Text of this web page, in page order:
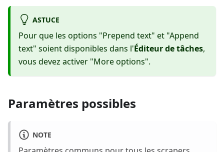
ASTUCE
Pour que les options "Prepend text" et "Append
text" soient disponibles dans l'Éditeur de tâches,
vous devez activer "More options".
Paramètres possibles
NOTE